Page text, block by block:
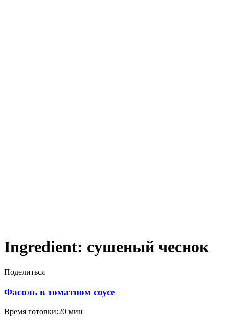
Ingredient: сушеный чеснок
Поделиться
Фасоль в томатном соусе
Время готовки:20 мин